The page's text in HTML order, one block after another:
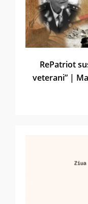
RePatriot
veterani” |